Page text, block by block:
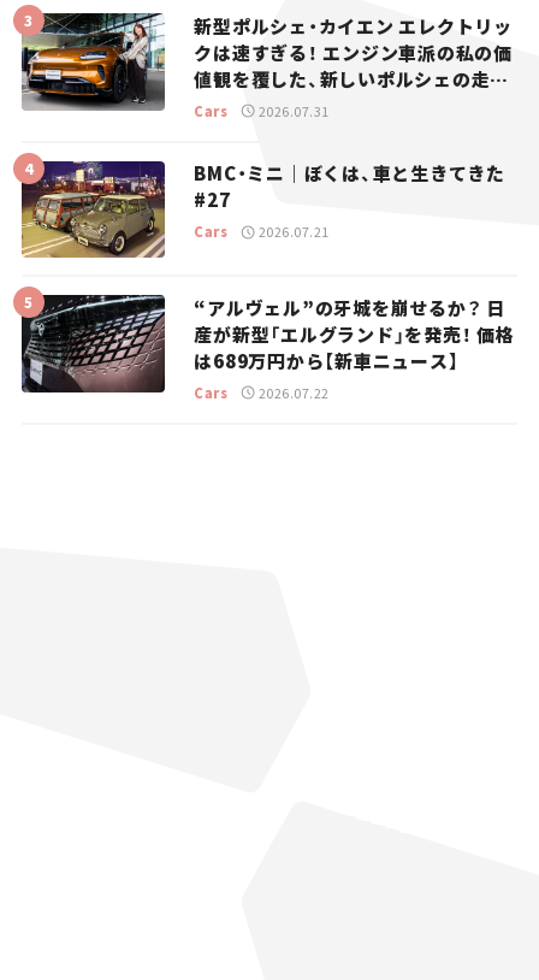
新型ポルシェ・カイエン エレクトリッ
クは速すぎる！ エンジン車派の私の価
値観を覆した、新しいポルシェの走
り。
Cars 2026.07.31
BMC・ミニ｜ぼくは、車と生きてきた
#27
Cars 2026.07.21
“アルヴェル”の牙城を崩せるか？ 日
産が新型「エルグランド」を発売！ 価格
は689万円から【新車ニュース】
Cars 2026.07.22